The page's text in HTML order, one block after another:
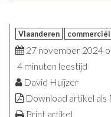
Vlaanderen
27 november 2024
4 minuten leestijd
David Huijzer
Download artikel als
Print artikel